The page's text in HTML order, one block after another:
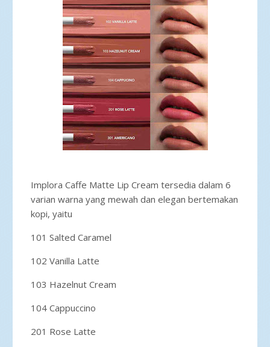
Implora Caffe Matte Lip Cream tersedia dalam 6
varian warna yang mewah dan elegan bertemakan
kopi, yaitu
101 Salted Caramel
102 Vanilla Latte
103 Hazelnut Cream
104 Cappuccino
201 Rose Latte